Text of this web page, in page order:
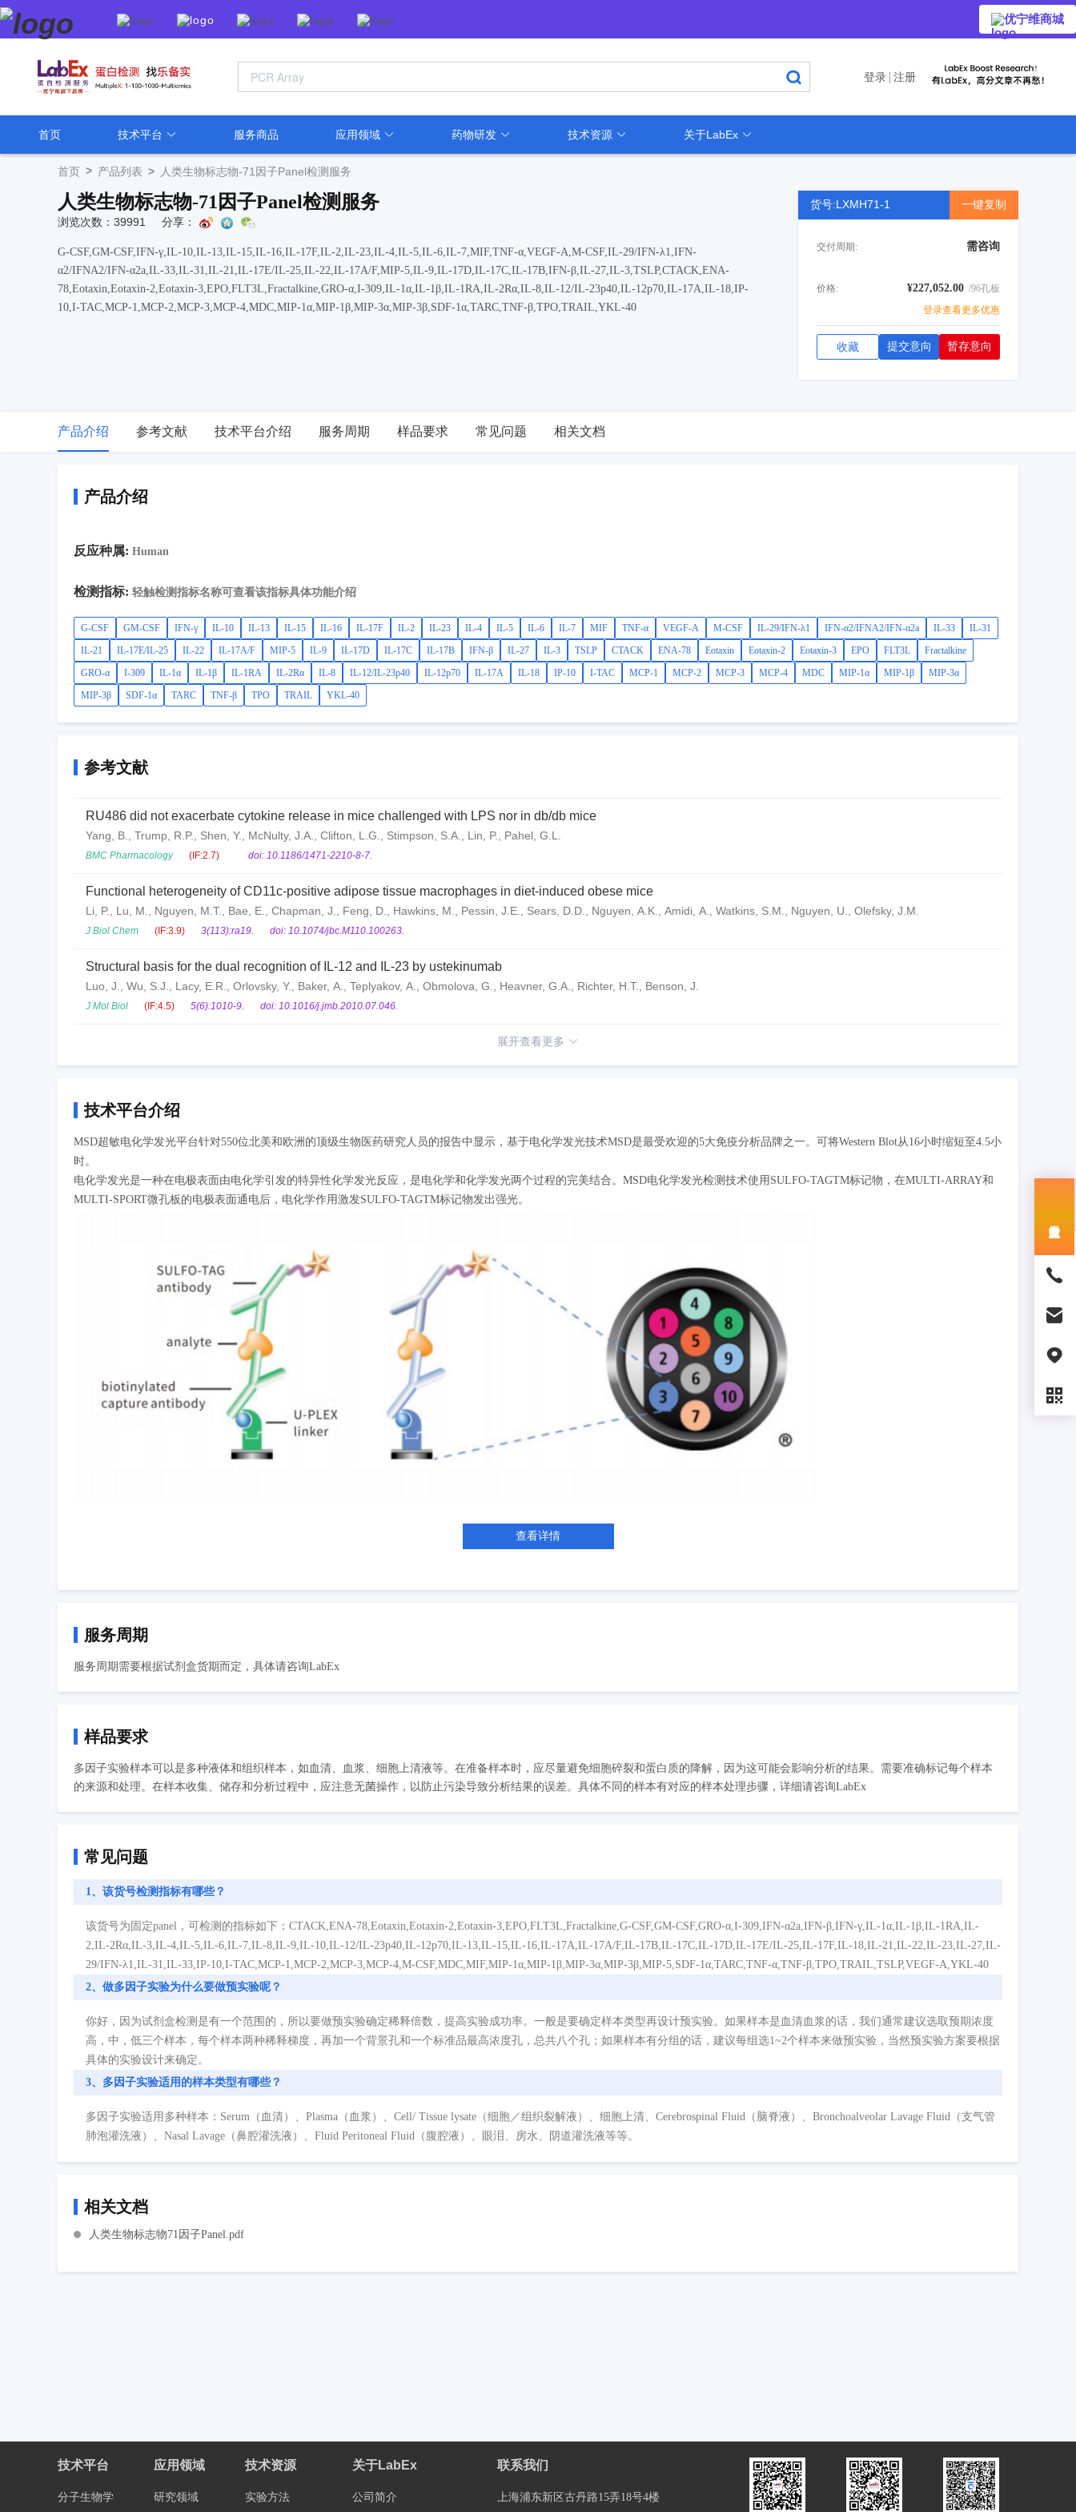
优宁维商城
登录 注册
首页 技术平台 服务商品 应用领域 药物研发 技术资源 关于LabEx
首页 > 产品列表 > 人类生物标志物-71因子Panel检测服务
人类生物标志物-71因子Panel检测服务
浏览次数：39991 分享：
G-CSF,GM-CSF,IFN-γ,IL-10,IL-13,IL-15,IL-16,IL-17F,IL-2,IL-23,IL-4,IL-5,IL-6,IL-7,MIF,TNF-α,VEGF-A,M-CSF,IL-29/IFN-λ1,IFN-
α2/IFNA2/IFN-α2a,IL-33,IL-31,IL-21,IL-17E/IL-25,IL-22,IL-17A/F,MIP-5,IL-9,IL-17D,IL-17C,IL-17B,IFN-β,IL-27,IL-3,TSLP,CTACK,ENA-
78,Eotaxin,Eotaxin-2,Eotaxin-3,EPO,FLT3L,Fractalkine,GRO-α,I-309,IL-1α,IL-1β,IL-1RA,IL-2Rα,IL-8,IL-12/IL-23p40,IL-12p70,IL-17A,IL-18,IP-
10,I-TAC,MCP-1,MCP-2,MCP-3,MCP-4,MDC,MIP-1α,MIP-1β,MIP-3α,MIP-3β,SDF-1α,TARC,TNF-β,TPO,TRAIL,YKL-40
货号:LXMH71-1 一键复制
交付周期: 需咨询
价格: ¥227,052.00 /96孔板
登录查看更多优惠
收藏 提交意向 暂存意向
产品介绍 参考文献 技术平台介绍 服务周期 样品要求 常见问题 相关文档
产品介绍
反应种属: Human
检测指标: 轻触检测指标名称可查看该指标具体功能介绍
G-CSF GM-CSF IFN-γ IL-10 IL-13 IL-15 IL-16 IL-17F IL-2 IL-23 IL-4 IL-5 IL-6 IL-7 MIF TNF-α VEGF-A M-CSF IL-29/IFN-λ1 IFN-α2/IFNA2/IFN-α2a IL-33
IL-31
IL-21
IL-17E/IL-25 IL-22 IL-17A/F MIP-5 IL-9 IL-17D IL-17C IL-17B IFN-β IL-27 IL-3 TSLP CTACK ENA-78 Eotaxin Eotaxin-2 Eotaxin-3 EPO FLT3L
Fractalkine
GRO-α
I-309 IL-1α IL-1β IL-1RA IL-2Rα IL-8 IL-12/IL-23p40 IL-12p70 IL-17A IL-18 IP-10 I-TAC MCP-1 MCP-2 MCP-3 MCP-4 MDC MIP-1α MIP-1β
MIP-3α
MIP-3β
SDF-1α TARC TNF-β TPO TRAIL YKL-40
参考文献
RU486 did not exacerbate cytokine release in mice challenged with LPS nor in db/db mice
Yang, B., Trump, R.P., Shen, Y., McNulty, J.A., Clifton, L.G., Stimpson, S.A., Lin, P., Pahel, G.L.
BMC Pharmacology (IF:2.7) doi: 10.1186/1471-2210-8-7.
Functional heterogeneity of CD11c-positive adipose tissue macrophages in diet-induced obese mice
Li, P., Lu, M., Nguyen, M.T., Bae, E., Chapman, J., Feng, D., Hawkins, M., Pessin, J.E., Sears, D.D., Nguyen, A.K., Amidi, A., Watkins, S.M., Nguyen, U., Olefsky, J.M.
J Biol Chem (IF:3.9) 3(113):ra19. doi: 10.1074/jbc.M110.100263.
Structural basis for the dual recognition of IL-12 and IL-23 by ustekinumab
Luo, J., Wu, S.J., Lacy, E.R., Orlovsky, Y., Baker, A., Teplyakov, A., Obmolova, G., Heavner, G.A., Richter, H.T., Benson, J.
J Mol Biol (IF:4.5) 5(6):1010-9. doi: 10.1016/j.jmb.2010.07.046.
展开查看更多
技术平台介绍
MSD超敏电化学发光平台针对550位北美和欧洲的顶级生物医药研究人员的报告中显示，基于电化学发光技术MSD是最受欢迎的5大免疫分析品牌之一。可将Western Blot从16小时缩短至4.5小
时。
电化学发光是一种在电极表面由电化学引发的特异性化学发光反应，是电化学和化学发光两个过程的完美结合。MSD电化学发光检测技术使用SULFO-TAGTM标记物，在MULTI-ARRAY和
MULTI-SPORT微孔板的电极表面通电后，电化学作用激发SULFO-TAGTM标记物发出强光。
查看详情
服务周期
服务周期需要根据试剂盒货期而定，具体请咨询LabEx
样品要求
多因子实验样本可以是多种液体和组织样本，如血清、血浆、细胞上清液等。在准备样本时，应尽量避免细胞碎裂和蛋白质的降解，因为这可能会影响分析的结果。需要准确标记每个样本
的来源和处理。在样本收集、储存和分析过程中，应注意无菌操作，以防止污染导致分析结果的误差。具体不同的样本有对应的样本处理步骤，详细请咨询LabEx
常见问题
1、该货号检测指标有哪些？
该货号为固定panel，可检测的指标如下：CTACK,ENA-78,Eotaxin,Eotaxin-2,Eotaxin-3,EPO,FLT3L,Fractalkine,G-CSF,GM-CSF,GRO-α,I-309,IFN-α2a,IFN-β,IFN-γ,IL-1α,IL-1β,IL-1RA,IL-
2,IL-2Rα,IL-3,IL-4,IL-5,IL-6,IL-7,IL-8,IL-9,IL-10,IL-12/IL-23p40,IL-12p70,IL-13,IL-15,IL-16,IL-17A,IL-17A/F,IL-17B,IL-17C,IL-17D,IL-17E/IL-25,IL-17F,IL-18,IL-21,IL-22,IL-23,IL-27,IL-
29/IFN-λ1,IL-31,IL-33,IP-10,I-TAC,MCP-1,MCP-2,MCP-3,MCP-4,M-CSF,MDC,MIF,MIP-1α,MIP-1β,MIP-3α,MIP-3β,MIP-5,SDF-1α,TARC,TNF-α,TNF-β,TPO,TRAIL,TSLP,VEGF-A,YKL-40
2、做多因子实验为什么要做预实验呢？
你好，因为试剂盒检测是有一个范围的，所以要做预实验确定稀释倍数，提高实验成功率。一般是要确定样本类型再设计预实验。如果样本是血清血浆的话，我们通常建议选取预期浓度
高，中，低三个样本，每个样本两种稀释梯度，再加一个背景孔和一个标准品最高浓度孔，总共八个孔；如果样本有分组的话，建议每组选1~2个样本来做预实验，当然预实验方案要根据
具体的实验设计来确定。
3、多因子实验适用的样本类型有哪些？
多因子实验适用多种样本：Serum（血清）、Plasma（血浆）、Cell/ Tissue lysate（细胞／组织裂解液）、细胞上清、Cerebrospinal Fluid（脑脊液）、Bronchoalveolar Lavage Fluid（支气管
肺泡灌洗液）、Nasal Lavage（鼻腔灌洗液）、Fluid Peritoneal Fluid（腹腔液）、眼泪、房水、阴道灌洗液等等。
相关文档
人类生物标志物71因子Panel.pdf
技术平台
分子生物学
应用领域
研究领域
技术资源
实验方法
关于LabEx
公司简介
联系我们
上海浦东新区古丹路15弄18号4楼